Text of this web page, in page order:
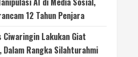
12 Tahun Penjara
Ciwaringin Lakukan Giat
Dalam Rangka Silahturahmi